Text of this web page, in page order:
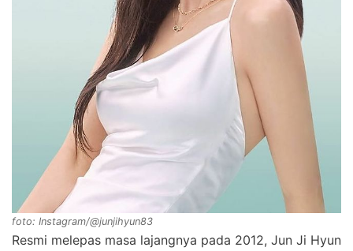
foto: Instagram/@junjihyun83
Resmi melepas masa lajangnya pada 2012, Jun Ji Hyun